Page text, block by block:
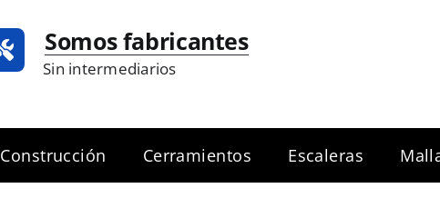
Somos fabricantes
Sin intermediarios
Construcción Cerramientos Escaleras